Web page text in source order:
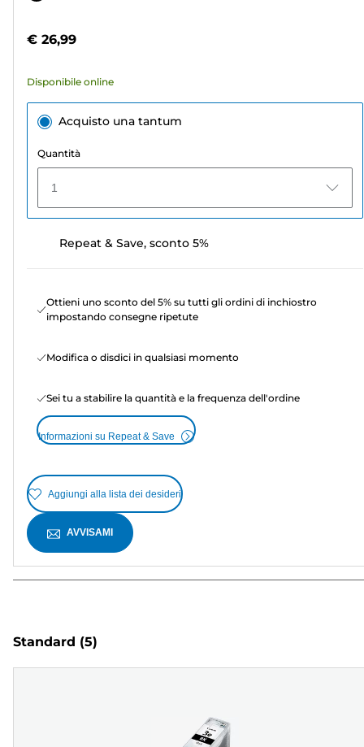
6
€ 26,99
Disponibile online
Acquisto una tantum
Quantità
1
Repeat & Save, sconto 5%
Ottieni uno sconto del 5% su tutti gli ordini di inchiostro
impostando consegne ripetute
Modifica o disdici in qualsiasi momento
Sei tu a stabilire la quantità e la frequenza dell'ordine
Informazioni su Repeat & Save
Aggiungi alla lista dei desideri
AVVISAMI
Standard (5)